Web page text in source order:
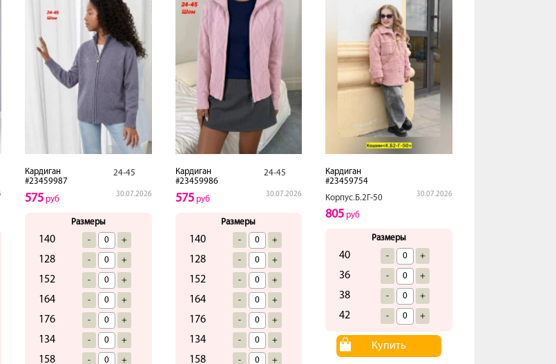
Кардиган
#23459987
24-45
30.07.2026
575руб
Размеры
140 - +
128 - +
152 - +
164 - +
176 - +
134 - +
158 - +
Кардиган
#23459986
24-45
30.07.2026
575руб
Размеры
140 - +
128 - +
152 - +
164 - +
176 - +
134 - +
158 - +
Кардиган
#23459754
Корпус.Б.2Г-50
30.07.2026
805 руб
Размеры
40 - +
36 - +
38 - +
42 - +
Купить